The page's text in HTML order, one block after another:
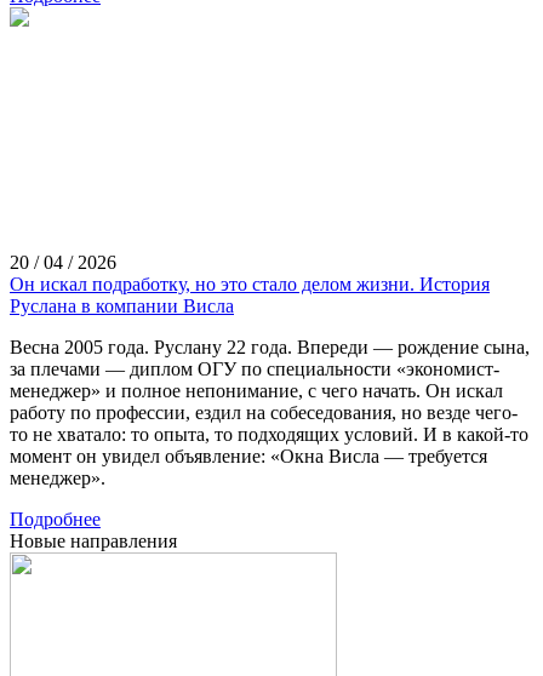
20 / 04 / 2026
Он искал подработку, но это стало делом жизни. История
Руслана в компании Висла
Весна 2005 года. Руслану 22 года. Впереди — рождение сына,
за плечами — диплом ОГУ по специальности «экономист-
менеджер» и полное непонимание, с чего начать. Он искал
работу по профессии, ездил на собеседования, но везде чего-
то не хватало: то опыта, то подходящих условий. И в какой-то
момент он увидел объявление: «Окна Висла — требуется
менеджер».
Подробнее
Новые направления